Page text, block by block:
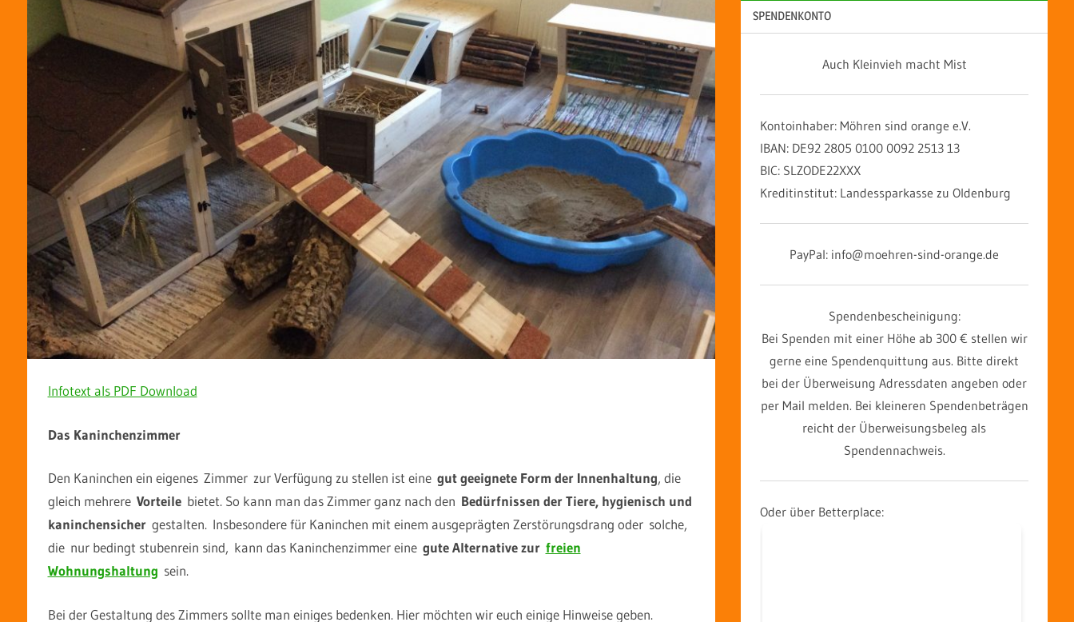
Infotext als PDF Download
Das Kaninchenzimmer
Den Kaninchen ein eigenes Zimmer zur Verfügung zu stellen ist eine gut geeignete Form der Innenhaltung, die
gleich mehrere Vorteile bietet. So kann man das Zimmer ganz nach den Bedürfnissen der Tiere, hygienisch und
kaninchensichergestalten. Insbesondere für Kaninchen mit einem ausgeprägten Zerstörungsdrang oder solche,
die nur bedingt stubenrein sind, kann das Kaninchenzimmer eine gute Alternative zur freien
Wohnungshaltung sein.
Bei der Gestaltung des Zimmers sollte man einiges bedenken. Hier möchten wir euch einige Hinweise geben.
SPENDENKONTO
Auch Kleinvieh macht Mist
Kontoinhaber: Möhren sind orange e.V.
IBAN: DE92 2805 0100 0092 2513 13
BIC: SLZODE22XXX
Kreditinstitut: Landessparkasse zu Oldenburg
PayPal: info@moehren-sind-orange.de
Spendenbescheinigung:
Bei Spenden mit einer Höhe ab 300 € stellen wir
gerne eine Spendenquittung aus. Bitte direkt
bei der Überweisung Adressdaten angeben oder
per Mail melden. Bei kleineren Spendenbeträgen
reicht der Überweisungsbeleg als
Spendennachweis.
Oder über Betterplace: